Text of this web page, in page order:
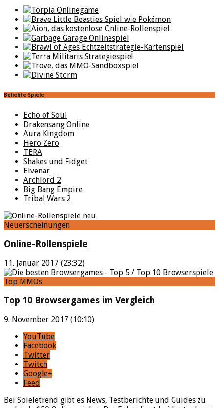
Beliebte Spiele
Echo of Soul
Drakensang Online
Aura Kingdom
Hero Zero
TERA
Shakes und Fidget
Elvenar
Archlord 2
Big Bang Empire
Tribal Wars 2
Neuerscheinungen
Online-Rollenspiele
11. Januar 2017 (23:32)
Top MMOs
Top 10 Browsergames im Vergleich
9. November 2017 (10:10)
YouTube
Facebook
Twitter
Twitch
Google+
Feed
Bei Spieletrend gibt es News, Testberichte und Guides zu